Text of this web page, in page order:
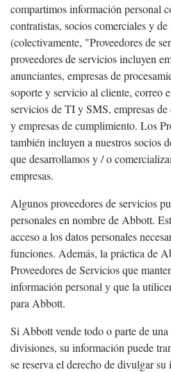
compartimos información personal
contratistas, socios comerciales y
(colectivamente, "Proveedores de
proveedores de servicios incluyen
anunciantes, empresas de
soporte y servicio al cliente, correo
servicios de TI y SMS, empresas
y empresas de cumplimiento. Los
también incluyen a nuestros socios
que desarrollamos y / o
empresas.
Algunos proveedores de servicios
personales en nombre de Abbott.
acceso a los datos personales
funciones. Además, la práctica de
Proveedores de Servicios que
información personal y que la
para Abbott.
Si Abbott vende todo o parte de
divisiones, su información puede
se reserva el derecho de divulgar